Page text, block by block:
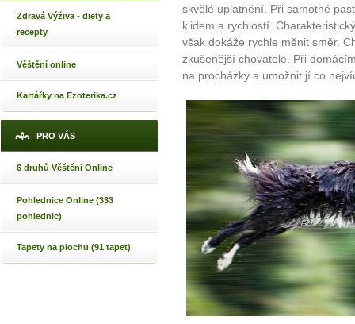
Zdravá Výživa - diety a
recepty
Věštění online
Kartářky na Ezoterika.cz
PRO VÁS
6 druhů Věštění Online
Pohlednice Online (333
pohlednic)
Tapety na plochu (91 tapet)
skvělé uplatnění. Při samotné
klidem a rychlostí.
však dokáže rychle měnit směr.
zkušenější chovatele. Při
na procházky a umožnit jí co